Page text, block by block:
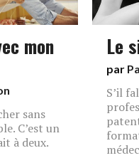
mon
sans
C’est un
à deux.
Le
par
S’il